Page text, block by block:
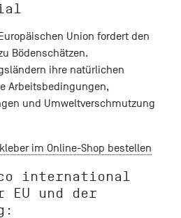
Union fordert den
Bödenschätzen.
ihre natürlichen
Arbeitsbedingungen,
und Umweltverschmutzung
im Online-Shop bestellen
international
EU und der